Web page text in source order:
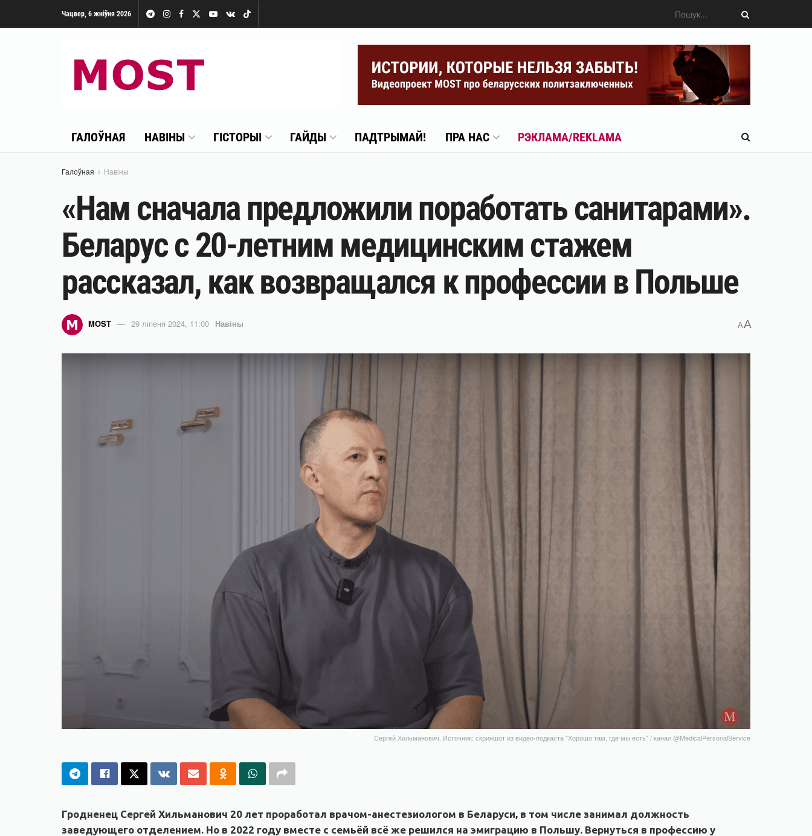
Чацвер, 6 жніўня 2026
ГАЛОЎНАЯ НАВІНЫ ГІСТОРЫІ ГАЙДЫ ПАДТРЫМАЙ! ПРА НАС РЭКЛАМА/REKLAMA
Галоўная Навіны
«Нам сначала предложили поработать санитарами».
Беларус с 20-летним медицинским стажем
рассказал, как возвращался к профессии в Польше
MOST 29 ліпеня 2024, 11:00 Навіны AA
Сергей Хильманович. Источник: скриншот из видео-подкаста "Хорошо там, где мы есть" / канал @MedicalPersonalService
Гродненец Сергей Хильманович 20 лет проработал врачом-анестезиологом в Беларуси, в том числе занимал должность
заведующего отделением. Но в 2022 году вместе с семьёй всё же решился на эмиграцию в Польшу. Вернуться в профессию у